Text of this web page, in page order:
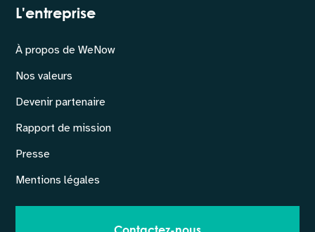
L'entreprise
À propos de WeNow
Nos valeurs
Devenir partenaire
Rapport de mission
Presse
Mentions légales
Contactez-nous